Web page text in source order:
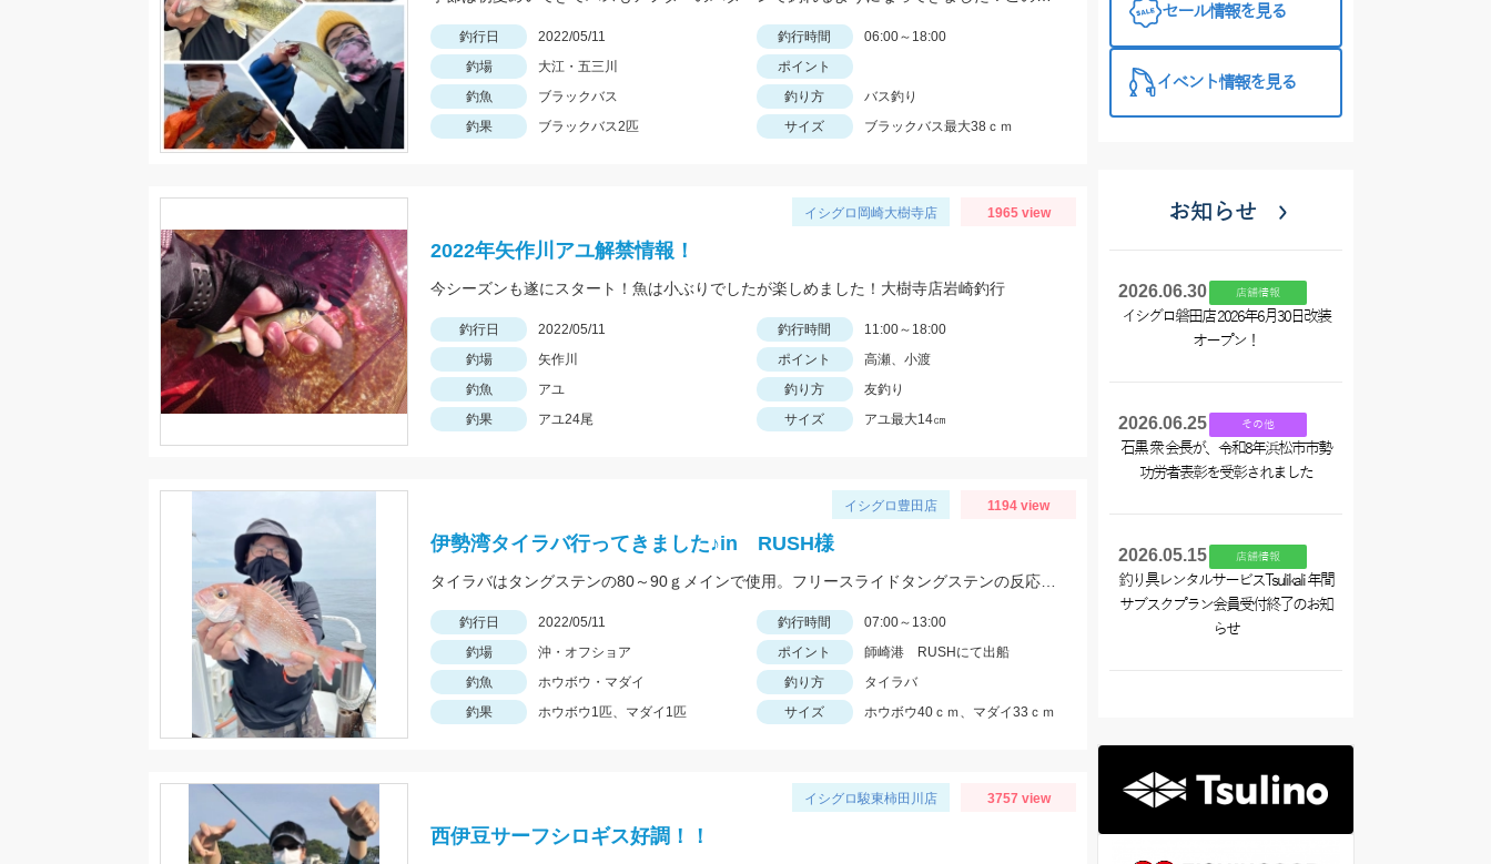
釣行日 2022/05/11 釣行時間
06:00～18:00
釣場
大江・五三川
ポイント
釣魚
ブラックバス 釣り方
バス釣り
釣果
ブラックバス2匹 サイズ ブラックバス最大38ｃｍ
イシグロ岡崎大樹寺店 1965 view
2022年矢作川アユ解禁情報！
今シーズンも遂にスタート！魚は小ぶりでしたが楽しめました！大樹寺店岩崎釣行
釣行日 2022/05/11 釣行時間
11:00～18:00
釣場
矢作川 ポイント
高瀬、小渡
釣魚
アユ 釣り方
友釣り
釣果
アユ24尾 サイズ アユ最大14㎝
イシグロ豊田店 1194 view
伊勢湾タイラバ行ってきました♪in RUSH様
釣行日 2022/05/11 釣行時間
07:00～13:00
釣場
沖・オフショア ポイント
師崎港 RUSHにて出船
釣魚
ホウボウ・マダイ 釣り方
タイラバ
釣果
ホウボウ1匹、マダイ1匹 サイズ ホウボウ40ｃｍ、マダイ33ｃｍ
イシグロ駿東柿田川店 3757 view
西伊豆サーフシロギス好調！！
募集中！
セール情報を見る
イベント情報を見る
お知らせ
2026.06.30 店舗情報
イシグロ磐田店 2026年6月30日改装
オープン！
2026.06.25 その他
石黒 衆 会長が、令和8年浜松市市勢
功労者表彰を受彰されました
2026.05.15 店舗情報
釣り具レンタルサービスTsulikali 年間
サブスクプラン会員受付終了のお知
らせ